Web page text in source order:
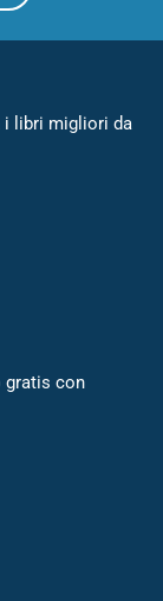
i libri migliori da
gratis con